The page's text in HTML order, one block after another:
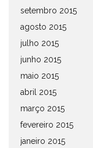
setembro 2015
agosto 2015
julho 2015
junho 2015
maio 2015
abril 2015
março 2015
fevereiro 2015
janeiro 2015